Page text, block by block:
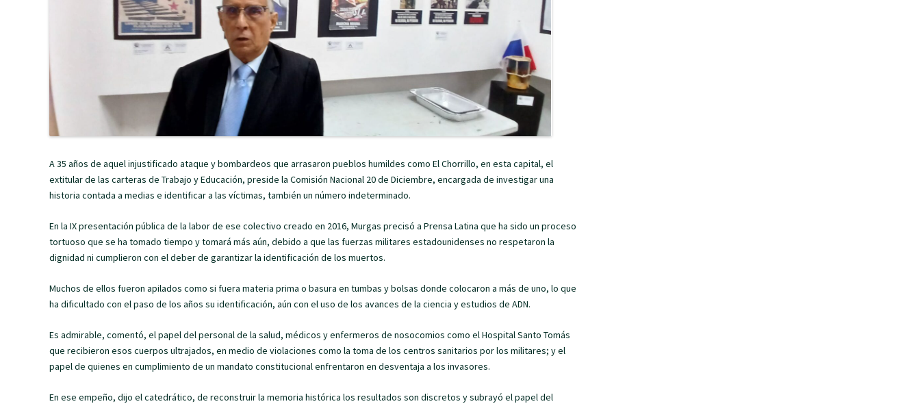
A 35 años de aquel injustificado ataque y bombardeos que arrasaron pueblos humildes como El Chorrillo, en esta capital, el
extitular de las carteras de Trabajo y Educación, preside la Comisión Nacional 20 de Diciembre, encargada de investigar una
historia contada a medias e identificar a las víctimas, también un número indeterminado.
En la IX presentación pública de la labor de ese colectivo creado en 2016, Murgas precisó a Prensa Latina que ha sido un proceso
tortuoso que se ha tomado tiempo y tomará más aún, debido a que las fuerzas militares estadounidenses no respetaron la
dignidad ni cumplieron con el deber de garantizar la identificación de los muertos.
Muchos de ellos fueron apilados como si fuera materia prima o basura en tumbas y bolsas donde colocaron a más de uno, lo que
ha dificultado con el paso de los años su identificación, aún con el uso de los avances de la ciencia y estudios de ADN.
Es admirable, comentó, el papel del personal de la salud, médicos y enfermeros de nosocomios como el Hospital Santo Tomás
que recibieron esos cuerpos ultrajados, en medio de violaciones como la toma de los centros sanitarios por los militares; y el
papel de quienes en cumplimiento de un mandato constitucional enfrentaron en desventaja a los invasores.
En ese empeño, dijo el catedrático, de reconstruir la memoria histórica los resultados son discretos y subrayó el papel del